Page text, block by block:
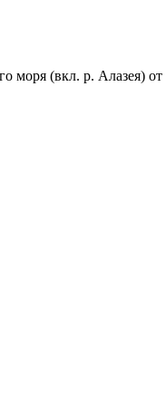
моря (вкл. р. Алазея)